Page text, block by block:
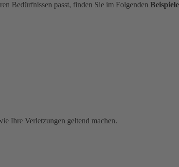
Bedürfnissen passt, finden Sie im Folgenden Beispiele
Ihre Verletzungen geltend machen.